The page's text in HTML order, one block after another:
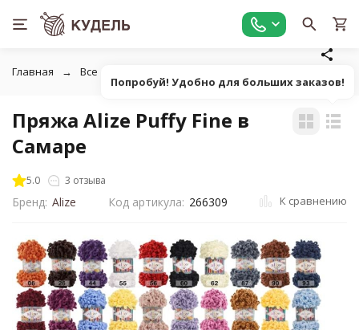
Главная Все для вязания
Пряжа Alize Puffy Fine в
Самаре
5.0 3 отзыва
Бренд: Alize Код артикула: 266309 К сравнению
Попробуй! Удобно для больших заказов!